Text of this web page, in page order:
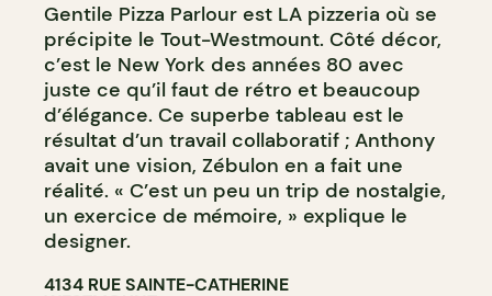
Gentile Pizza Parlour est LA pizzeria où se
précipite le Tout-Westmount. Côté décor,
c’est le New York des années 80 avec
juste ce qu’il faut de rétro et beaucoup
d’élégance. Ce superbe tableau est le
résultat d’un travail collaboratif ; Anthony
avait une vision, Zébulon en a fait une
réalité. « C’est un peu un trip de nostalgie,
un exercice de mémoire, » explique le
designer.
4134 RUE SAINTE-CATHERINE